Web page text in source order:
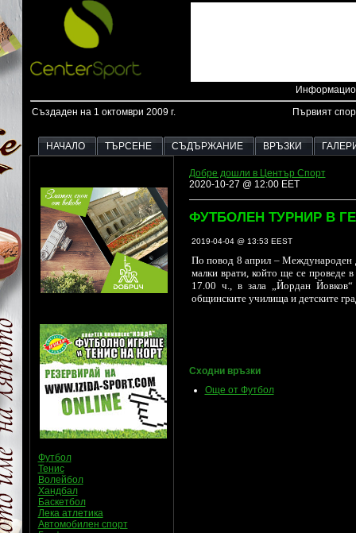
Създаден на 1 октомври 2009 г. Първият
НАЧАЛО ТЪРСЕНЕ СЪДЪРЖАНИЕ ВРЪЗКИ
Добре дошли в Център Спорт
2020-10-27 @ 12:00 EET
ФУТБОЛЕН ТУРНИР В
2019-04-04 @ 13:53 EEST
По повод 8 април – Международен
малки врати, който ще се проведе
17.00 ч., в зала „Йордан
общинските училища и детските
Сходни връзки
Още от Футбол
Футбол
Тенис
Волейбол
Хандбал
Баскетбол
Лека атлетика
Автомобилен спорт